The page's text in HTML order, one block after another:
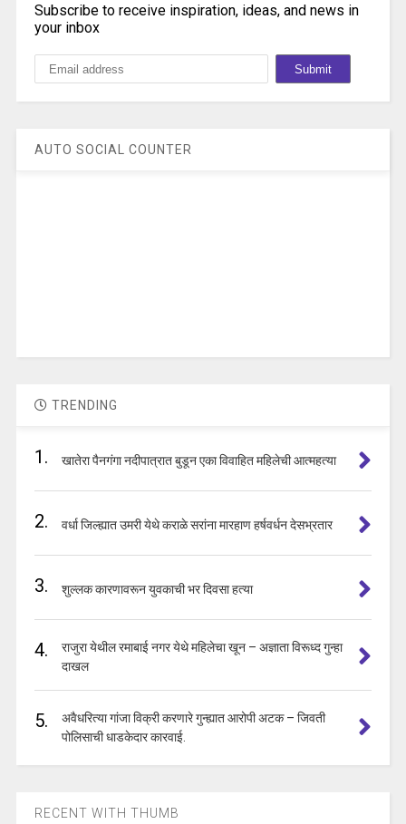
Subscribe to receive inspiration, ideas, and news in
your inbox
AUTO SOCIAL COUNTER
TRENDING
1. खातेरा पैनगंगा नदीपात्रात बुडून एका विवाहित महिलेची आत्महत्या
2. वर्धा जिल्ह्यात उमरी येथे कराळे सरांना मारहाण हर्षवर्धन देसभ्रतार
3. शुल्लक कारणावरून युवकाची भर दिवसा हत्या
4.
राजुरा येथील रमाबाई नगर येथे महिलेचा खून – अज्ञाता विरूध्द गुन्हा
दाखल
5.
अवैधरित्या गांजा विक्री करणारे गुन्ह्यात आरोपी अटक – जिवती
पोलिसाची धाडकेदार कारवाई.
RECENT WITH THUMB